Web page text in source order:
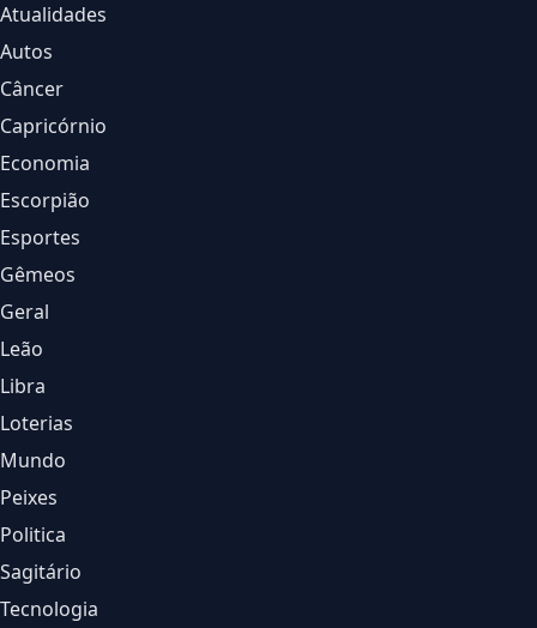
Atualidades
Autos
Câncer
Capricórnio
Economia
Escorpião
Esportes
Gêmeos
Geral
Leão
Libra
Loterias
Mundo
Peixes
Politica
Sagitário
Tecnologia